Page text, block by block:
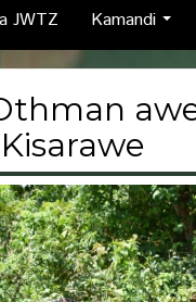
JWTZ Kamandi